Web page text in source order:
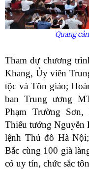
Quang
Tham dự chương
Khang, Ủy viên
tộc và Tôn giáo;
ban Trung ương
Phạm Trường
Thiếu tướng Nguyễn
lệnh Thủ đô Hà
Bắc cùng 100 già
có uy tín, chức sắc